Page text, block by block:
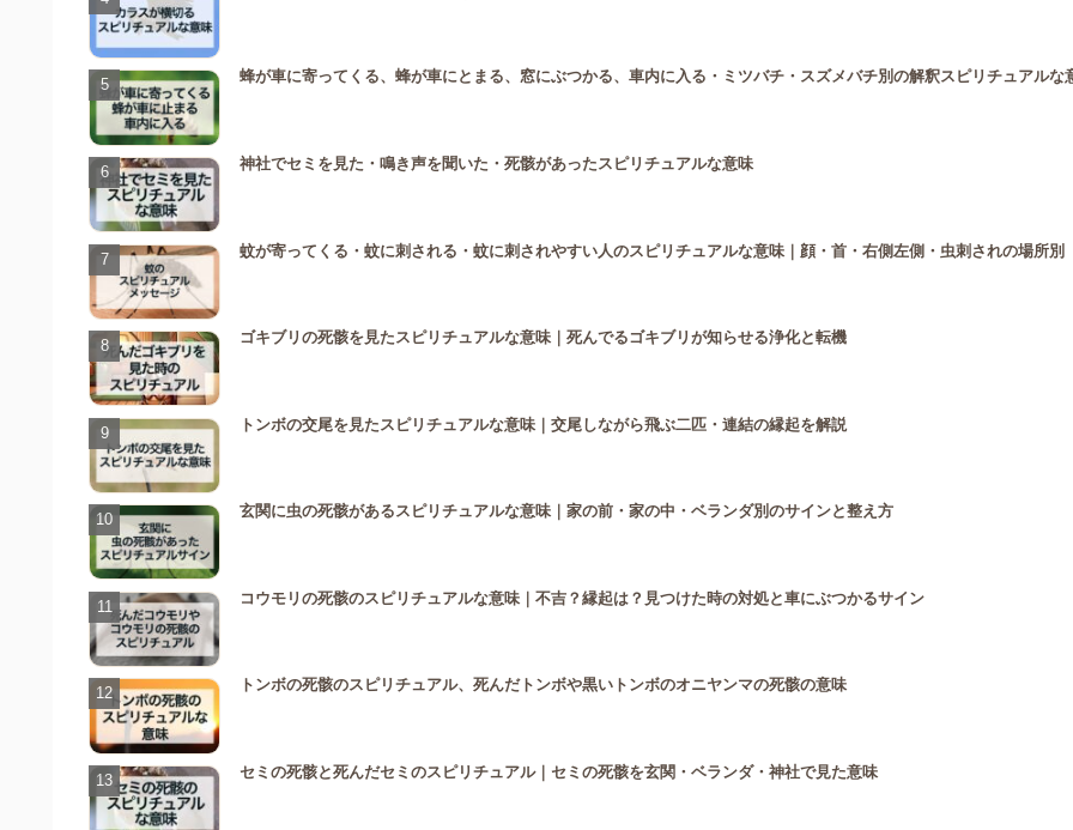
蜂が車に寄ってくる、蜂が車にとまる、窓にぶつかる、車内に入る・ミツバチ・スズメバチ別の解釈スピリチュアルな
神社でセミを見た・鳴き声を聞いた・死骸があったスピリチュアルな意味
蚊が寄ってくる・蚊に刺される・蚊に刺されやすい人のスピリチュアルな意味｜顔・首・右側左側・虫刺されの場所別
ゴキブリの死骸を見たスピリチュアルな意味｜死んでるゴキブリが知らせる浄化と転機
トンボの交尾を見たスピリチュアルな意味｜交尾しながら飛ぶ二匹・連結の縁起を解説
玄関に虫の死骸があるスピリチュアルな意味｜家の前・家の中・ベランダ別のサインと整え方
コウモリの死骸のスピリチュアルな意味｜不吉？縁起は？見つけた時の対処と車にぶつかるサイン
トンボの死骸のスピリチュアル、死んだトンボや黒いトンボのオニヤンマの死骸の意味
セミの死骸と死んだセミのスピリチュアル｜セミの死骸を玄関・ベランダ・神社で見た意味